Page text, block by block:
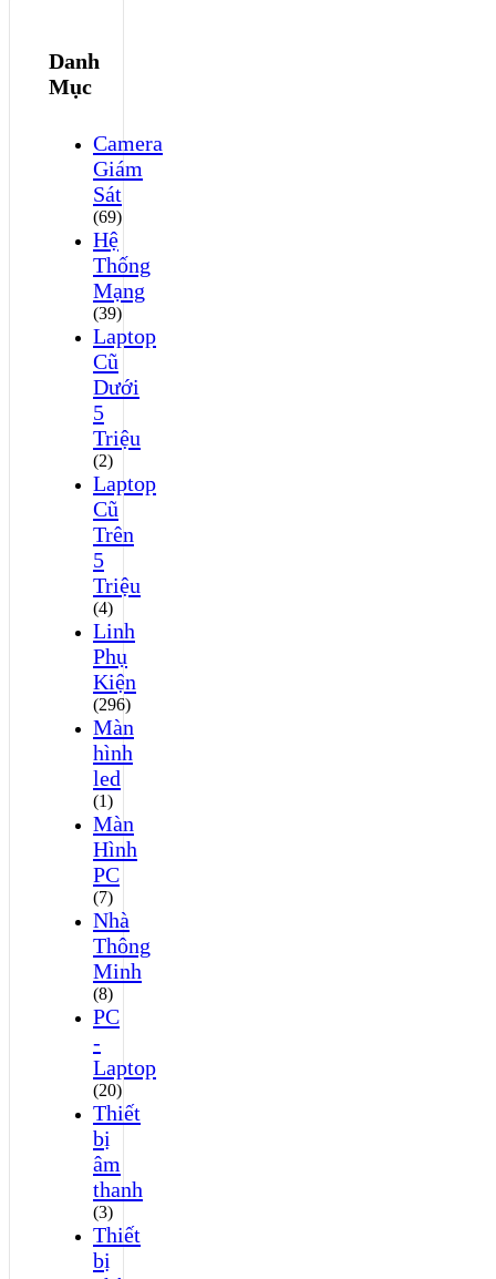
Danh
Mục
Camera
Giám
Sát
(69)
Hệ
Thống
Mạng
(39)
Laptop
Cũ
Dưới
5
Triệu
(2)
Laptop
Cũ
Trên
5
Triệu
(4)
Linh
Phụ
Kiện
(296)
Màn
hình
led
(1)
Màn
Hình
PC
(7)
Nhà
Thông
Minh
(8)
PC
-
Laptop
(20)
Thiết
bị
âm
thanh
(3)
Thiết
bị